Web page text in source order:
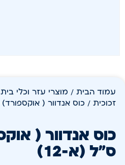
עמוד הבית / מוצרי עזר וכלי בית
זכוכית / כוס אנדוור ( אוקספורד) 300 ס"ל (א-12)
ס"ל (א-12)